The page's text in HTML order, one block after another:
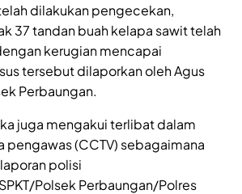
dilakukan pengecekan,
37 tandan buah kelapa sawit telah
kerugian mencapai
tersebut dilaporkan oleh Agus
Perbaungan.
juga mengakui terlibat dalam
pengawas (CCTV) sebagaimana
polisi
Polsek Perbaungan/Polres